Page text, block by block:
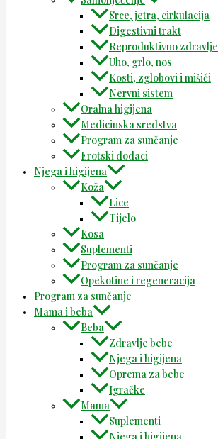
Srce, jetra, cirkulacija
Digestivni trakt
Reproduktivno zdravlje
Uho, grlo, nos
Kosti, zglobovi i mišići
Nervni sistem
Oralna higijena
Medicinska sredstva
Program za sunčanje
Erotski dodaci
Njega i higijena
Koža
Lice
Tijelo
Kosa
Suplementi
Program za sunčanje
Opekotine i regeneracija
Program za sunčanje
Mama i beba
Beba
Zdravlje bebe
Njega i higijena
Oprema za bebe
Igračke
Mama
Suplementi